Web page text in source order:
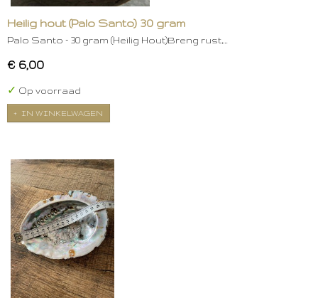
Heilig hout (Palo Santo) 30 gram
Palo Santo – 30 gram (Heilig Hout)Breng rust,…
€ 6,00
✓ Op voorraad
IN WINKELWAGEN